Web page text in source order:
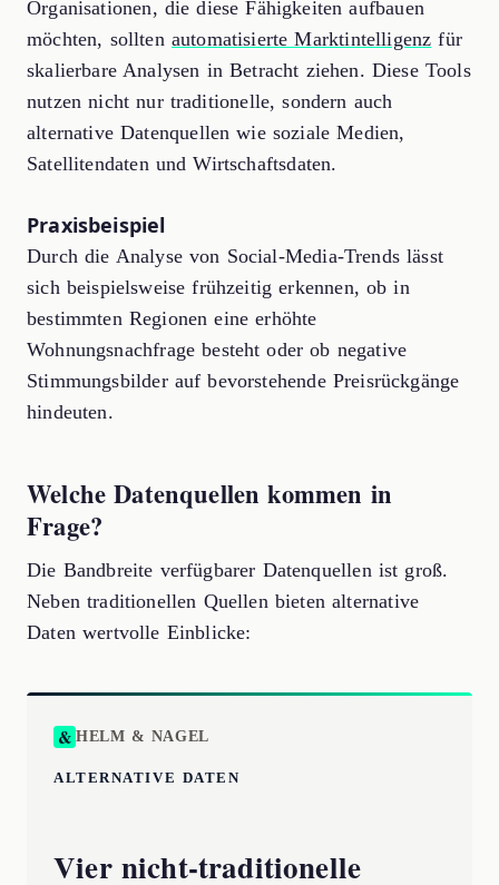
Organisationen, die diese Fähigkeiten aufbauen
möchten, sollten automatisierte Marktintelligenz für
skalierbare Analysen in Betracht ziehen. Diese Tools
nutzen nicht nur traditionelle, sondern auch
alternative Datenquellen wie soziale Medien,
Satellitendaten und Wirtschaftsdaten.
Praxisbeispiel
Durch die Analyse von Social-Media-Trends lässt
sich beispielsweise frühzeitig erkennen, ob in
bestimmten Regionen eine erhöhte
Wohnungsnachfrage besteht oder ob negative
Stimmungsbilder auf bevorstehende Preisrückgänge
hindeuten.
Welche Datenquellen kommen in
Frage?
Die Bandbreite verfügbarer Datenquellen ist groß.
Neben traditionellen Quellen bieten alternative
Daten wertvolle Einblicke:
HELM & NAGEL
ALTERNATIVE DATEN
Vier nicht-traditionelle